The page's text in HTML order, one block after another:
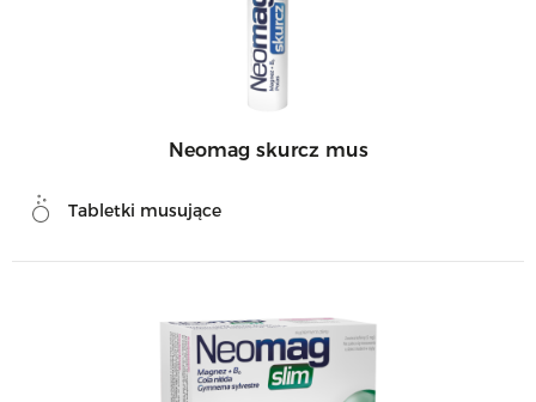
Neomag skurcz mus
Tabletki musujące